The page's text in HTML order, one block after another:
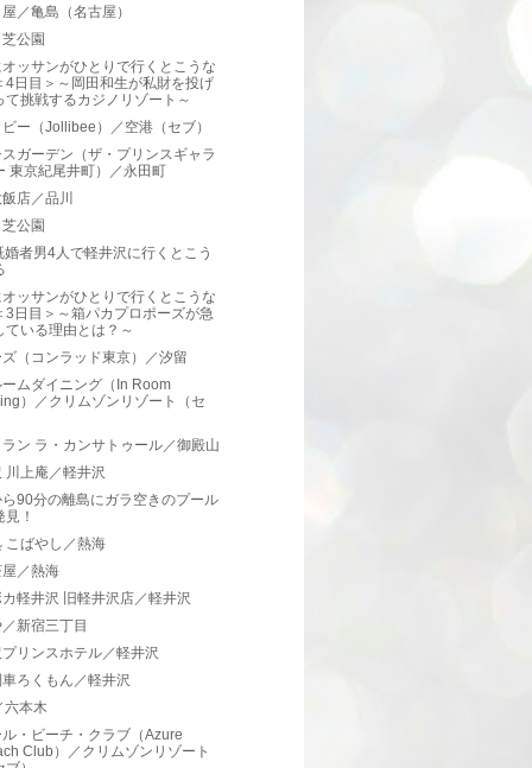
／亀島（名古屋）
公園
ッサンがひとりで行くとこうな
4日目＞～岡田和生が私財を投げ
て挑戦するカジノリゾート～
ー（Jollibee）／空港（セブ）
ガーデン（ザ・プリンスギャラ
東京紀尾井町）／永田町
店／品川
公園
婚者男4人で軽井沢に行くとこう
ッサンがひとりで行くとこうな
3日目＞～箱パカプロポーズが急
ている理由とは？～
（コンラッド東京）／汐留
ムダイニング（In Room
）／クリムゾンリゾート（セ
ン ラ・カンサトゥール／御殿山
川上庵／軽井沢
90分の離島にガラ空きのプール
見！
こばやし／熱海
／熱海
軽井沢 旧軽井沢店／軽井沢
新宿三丁目
リンスホテル／軽井沢
ろくもん／軽井沢
六本木
・ビーチ・クラブ（Azure
Club）／クリムゾンリゾート